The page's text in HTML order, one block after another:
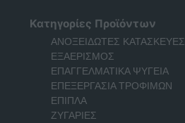
Κατηγορίες Προϊόντων
ΑΝΟΞΕΙΔΩΤΕΣ ΚΑΤΑΣΚΕΥΕΣ
ΕΞΑΕΡΙΣΜΟΣ
ΕΠΑΓΓΕΛΜΑΤΙΚΑ ΨΥΓΕΙΑ
ΕΠΕΞΕΡΓΑΣΙΑ ΤΡΟΦΙΜΩΝ
ΕΠΙΠΛΑ
ΖΥΓΑΡΙΕΣ